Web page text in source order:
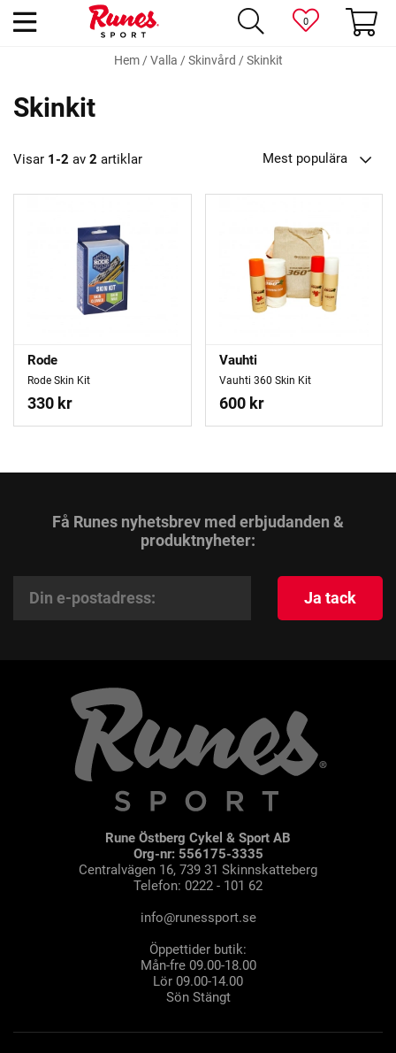
0
Hem/Valla /Skinvård /Skinkit
Skinkit
Visar 1-2 av 2 artiklar Mest populära
Rode
Rode Skin Kit
330 kr
Vauhti
Vauhti 360 Skin Kit
600 kr
Få Runes nyhetsbrev med erbjudanden &
produktnyheter:
Ja tack
Rune Östberg Cykel & Sport AB
Org-nr: 556175-3335
Centralvägen 16, 739 31 Skinnskatteberg
Telefon: 0222 - 101 62
info@runessport.se
Öppettider butik:
Mån-fre 09.00-18.00
Lör 09.00-14.00
Sön Stängt